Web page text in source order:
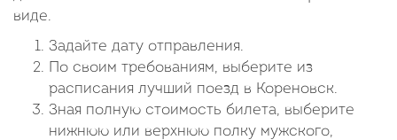
виде.
Задайте дату отправления.
По своим требованиям, выберите из
расписания лучший поезд в Кореновск.
Зная полную стоимость билета, выберите
нижнюю или верхнюю полку мужского,